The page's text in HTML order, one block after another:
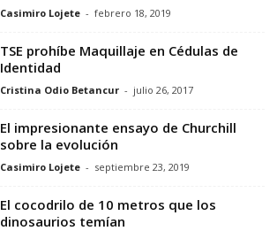
Casimiro Lojete - febrero 18, 2019
TSE prohíbe Maquillaje en Cédulas de
Identidad
Cristina Odio Betancur - julio 26, 2017
El impresionante ensayo de Churchill
sobre la evolución
Casimiro Lojete - septiembre 23, 2019
El cocodrilo de 10 metros que los
dinosaurios temían